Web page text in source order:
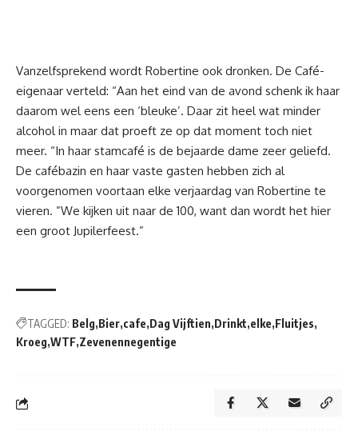
Vanzelfsprekend wordt Robertine ook dronken. De Café-
eigenaar verteld: “Aan het eind van de avond schenk ik haar
daarom wel eens een ‘bleuke’. Daar zit heel wat minder
alcohol in maar dat proeft ze op dat moment toch niet
meer. “In haar stamcafé is de bejaarde dame zeer geliefd.
De cafébazin en haar vaste gasten hebben zich al
voorgenomen voortaan elke verjaardag van Robertine te
vieren. ”We kijken uit naar de 100, want dan wordt het hier
een groot Jupilerfeest.”
TAGGED: Belg Bier cafe Dag Vijftien Drinkt elke Fluitjes
Kroeg WTF Zevenennegentige